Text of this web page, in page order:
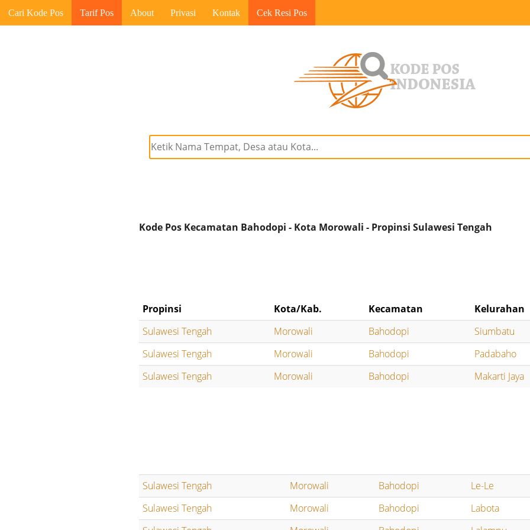
Cari Kode Pos Tarif Pos About Privasi Kontak Cek Resi Pos
Kode Pos Kecamatan Bahodopi - Kota Morowali - Propinsi Sulawesi Tengah
Propinsi Kota/Kab. Kecamatan
Kelurahan
Sulawesi Tengah
Morowali Bahodopi
Siumbatu
Sulawesi Tengah
Morowali Bahodopi
Padabaho
Sulawesi Tengah
Morowali Bahodopi Makarti Jaya
Sulawesi Tengah Morowali Bahodopi
Le-Le
Sulawesi Tengah
Morowali Bahodopi
Labota